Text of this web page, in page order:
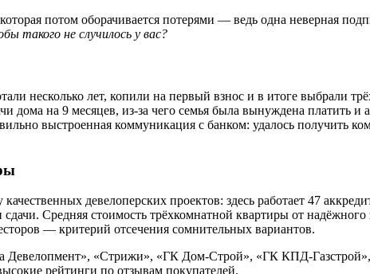
потом оборачивается потерями — ведь одна неверная
такого не случилось у вас?
несколько лет, копили на первый взнос и в итоге выбрали
дома на 9 месяцев, из-за чего семья была вынуждена платить
выстроенная коммуникация с банком: удалось получить
девелоперских проектов: здесь работает 47
Средняя стоимость трёхкомнатной квартиры от
— критерий отсечения сомнительных вариантов.
«Стрижи», «ГК Дом-Строй», «ГК КПД-Газстрой»,
рейтинги по отзывам покупателей.